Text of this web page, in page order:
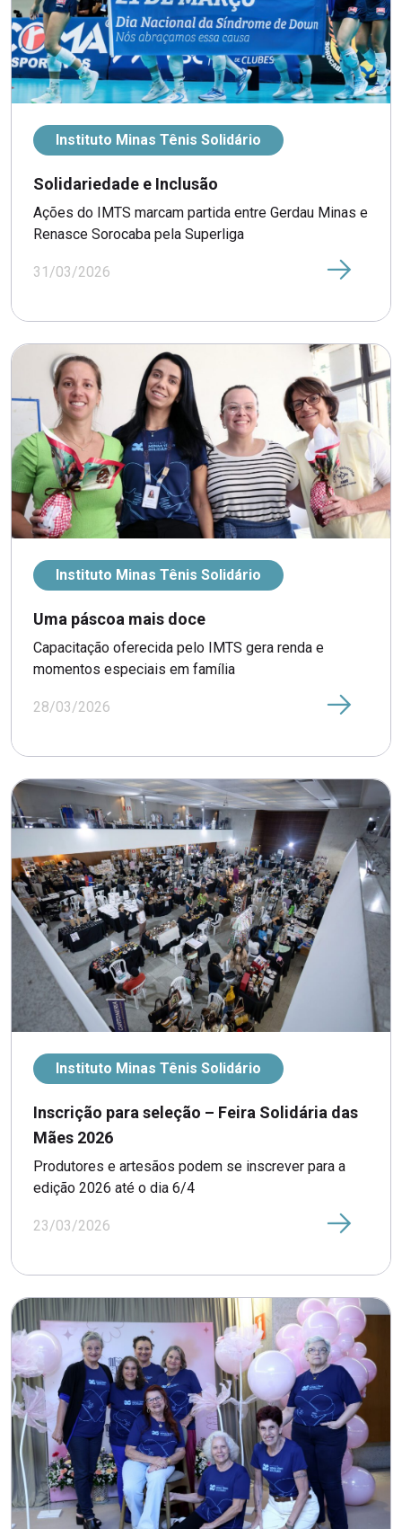
Instituto Minas Tênis Solidário
Solidariedade e Inclusão
Ações do IMTS marcam partida entre Gerdau Minas e
Renasce Sorocaba pela Superliga
31/03/2026
Instituto Minas Tênis Solidário
Uma páscoa mais doce
Capacitação oferecida pelo IMTS gera renda e
momentos especiais em família
28/03/2026
Instituto Minas Tênis Solidário
Inscrição para seleção – Feira Solidária das
Mães 2026
Produtores e artesãos podem se inscrever para a
edição 2026 até o dia 6/4
23/03/2026